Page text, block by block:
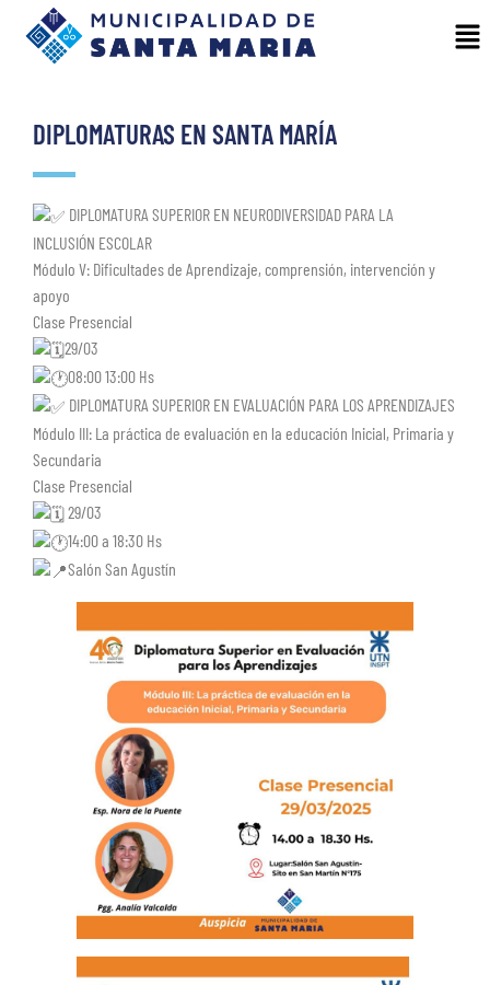
DIPLOMATURAS EN SANTA MARÍA
DIPLOMATURA SUPERIOR EN NEURODIVERSIDAD PARA LA
INCLUSIÓN ESCOLAR
Módulo V: Dificultades de Aprendizaje, comprensión, intervención y
apoyo
Clase Presencial
29/03
08:00 13:00 Hs
DIPLOMATURA SUPERIOR EN EVALUACIÓN PARA LOS APRENDIZAJES
Módulo III: La práctica de evaluación en la educación Inicial, Primaria y
Secundaria
Clase Presencial
29/03
14:00 a 18:30 Hs
Salón San Agustín